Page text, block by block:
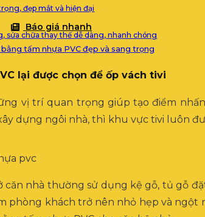
Báo giá nhanh
đẹp mắt và hiện đại
sửa chữa thay thế dễ dàng, nhanh chóng
tấm nhựa PVC đẹp và sang trọng
lại được chọn để ốp vách tivi
vị trí quan trọng giúp tạo điểm
dựng ngôi nhà, thì khu vực tivi luôn
căn nhà thường sử dụng kệ gỗ, tủ gỗ
phòng khách trở nên nhỏ hẹp và ngột